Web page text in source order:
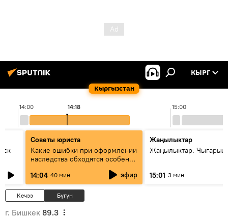
Кыргызстан
КЫРГ
14:00 15:00
14:18
Советы юриста
Какие ошибки при оформлении
наследства обходятся особенно
дорого - советы юриста
14:04 40 мин эфир
Жаңылыктар
Жаңылыктар.
15:01 3 мин
Кечээ Бүгүн
г. Бишкек 89.3